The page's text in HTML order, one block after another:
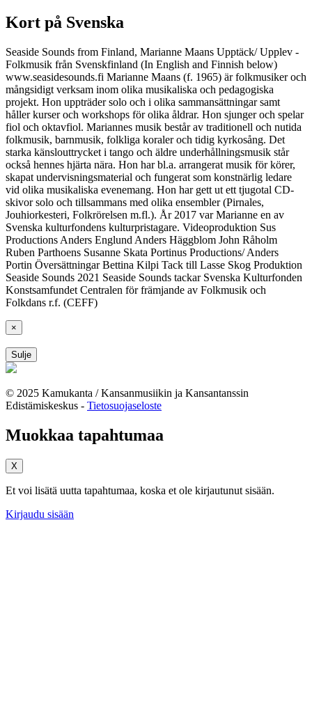
Kort på Svenska
Seaside Sounds from Finland, Marianne Maans Upptäck/ Upplev -
Folkmusik från Svenskfinland (In English and Finnish below)
www.seasidesounds.fi Marianne Maans (f. 1965) är folkmusiker och
mångsidigt verksam inom olika musikaliska och pedagogiska
projekt. Hon uppträder solo och i olika sammansättningar samt
håller kurser och workshops för olika åldrar. Hon sjunger och spelar
fiol och oktavfiol. Mariannes musik består av traditionell och nutida
folkmusik, barnmusik, folkliga koraler och tidig kyrkosång. Det
starka känslouttrycket i tango och äldre underhållningsmusik står
också hennes hjärta nära. Hon har bl.a. arrangerat musik för körer,
skapat undervisningsmaterial och fungerat som konstnärlig ledare
vid olika musikaliska evenemang. Hon har gett ut ett tjugotal CD-
skivor solo och tillsammans med olika ensembler (Pirnales,
Jouhiorkesteri, Folkrörelsen m.fl.). År 2017 var Marianne en av
Svenska kulturfondens kulturpristagare. Videoproduktion Sus
Productions Anders Englund Anders Häggblom John Råholm
Ruben Parthoens Susanne Skata Portinus Productions/ Anders
Portin Översättningar Bettina Kilpi Tack till Lasse Skog Produktion
Seaside Sounds 2021 Seaside Sounds tackar Svenska Kulturfonden
Konstsamfundet Centralen för främjande av Folkmusik och
Folkdans r.f. (CEFF)
×
Sulje
© 2025 Kamukanta / Kansanmusiikin ja Kansantanssin
Edistämiskeskus - Tietosuojaseloste
Muokkaa tapahtumaa
X
Et voi lisätä uutta tapahtumaa, koska et ole kirjautunut sisään.
Kirjaudu sisään